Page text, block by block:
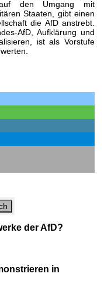
den Umgang mit
Staaten, gibt einen
die AfD anstrebt.
AfD, Aufklärung und
ist als Vorstufe
der AfD?
in